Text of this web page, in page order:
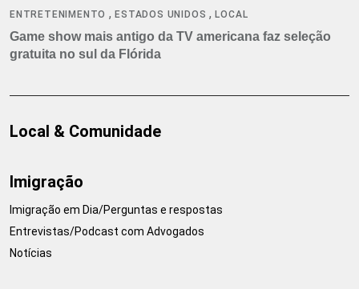
ENTRETENIMENTO ,ESTADOS UNIDOS ,LOCAL
Game show mais antigo da TV americana faz seleção
gratuita no sul da Flórida
Local & Comunidade
Imigração
Imigração em Dia/Perguntas e respostas
Entrevistas/Podcast com Advogados
Notícias